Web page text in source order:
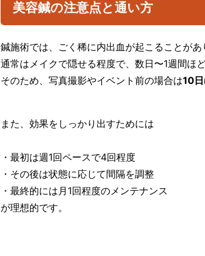
美容鍼の注意点と通い方
鍼施術では、ごく稀に内出血が起こることがあ
通常はメイクで隠せる程度で、数日〜1週間ほ
そのため、写真撮影やイベント前の場合は10
また、効果をしっかり出すためには
・最初は週1回ペースで4回程度
・その後は状態に応じて間隔を調整
・最終的には月1回程度のメンテナンス
が理想的です。